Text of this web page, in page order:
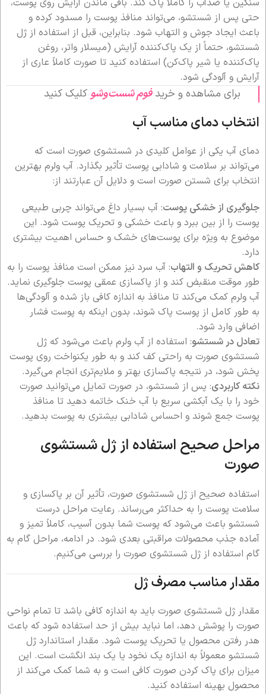
سنگین یا ضدآب را کاملاً پاک کند. باقی ماندن آرایش روی پوست،
حتی پس از شستشو، می‌تواند منافذ پوست را مسدود کرده و
باعث ایجاد جوش و التهاب شود. بنابراین، قبل از استفاده از ژل
شستشو، حتماً از یک پاک‌کننده آرایش (میسلار واتر، روغن
پاک‌کننده یا شیر پاک‌کن) استفاده کنید تا صورت کاملاً عاری از
آرایش و آلودگی شود.
برای مشاهده و خریدفوم شست‌وشوکلیک کنید
انتخاب دمای مناسب آب
دمای آب یکی از عوامل کلیدی در شستشوی صورت است که
می‌تواند بر سلامت و شادابی پوست تأثیر بگذارد. آب ولرم بهترین
انتخاب برای شستن صورت است و دلایل آن عبارتند از:
جلوگیری از خشکی پوست: آب بسیار داغ می‌تواند چربی طبیعی
پوست را از بین ببرد و باعث خشکی و تحریک پوست شود. این
موضوع به ویژه برای پوست‌های خشک و حساس اهمیت بیشتری
دارد.
کاهش تحریک و التهاب: آب سرد نیز ممکن است منافذ پوست را به
طور موقت منقبض کند و از پاکسازی عمقی پوست جلوگیری نماید.
آب ولرم کمک می‌کند تا منافذ به اندازه کافی باز شده و آلودگی‌ها
به طور کامل از پوست پاک شوند، بدون اینکه به پوست فشار
اضافی وارد شود.
تعادل در شستشو: استفاده از آب ولرم باعث می‌شود که ژل
شستشوی صورت به راحتی کف کند و به طور یکنواخت روی پوست
پخش شود، در نتیجه پاکسازی بهتر و ملایم‌تری انجام می‌گیرد.
نکته کاربردی: پس از شستشو، در صورت تمایل می‌توانید صورت
خود را با یک آبکشی سریع با آب خنک خاتمه دهید تا منافذ
پوست جمع شوند و احساس شادابی بیشتری به پوست بدهید.
مراحل صحیح استفاده از ژل شستشوی
صورت
استفاده صحیح از ژل شستشوی صورت، تأثیر آن بر پاکسازی و
سلامت پوست را به حداکثر می‌رساند. رعایت مراحل درست
شستشو باعث می‌شود که پوست شما بدون آسیب، کاملاً تمیز و
آماده جذب محصولات مراقبتی بعدی شود. در ادامه، مراحل گام به
گام استفاده از ژل شستشوی صورت را بررسی می‌کنیم.
مقدار مناسب مصرف ژل
مقدار ژل شستشوی صورت باید به اندازه کافی باشد تا تمام نواحی
صورت را پوشش دهد، اما نباید بیش از حد استفاده شود که باعث
هدر رفتن محصول یا تحریک پوست شود. مقدار استاندارد ژل
شستشو معمولاً به اندازه یک نخود یا یک بند انگشت است. این
میزان برای پاک کردن صورت کافی است و به شما کمک می‌کند از
محصول بهینه استفاده کنید.